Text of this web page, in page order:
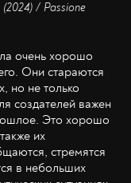
(2024) / Passione
очень хорошо
Они стараются
но не только
создателей важен
Это хорошо
их
стремятся
в небольших